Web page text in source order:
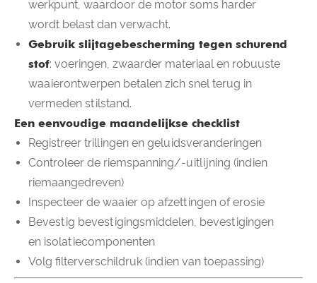
werkpunt, waardoor de motor soms harder
wordt belast dan verwacht.
Gebruik slijtagebescherming tegen schurend
stof: voeringen, zwaarder materiaal en robuuste
waaierontwerpen betalen zich snel terug in
vermeden stilstand.
Een eenvoudige maandelijkse checklist
Registreer trillingen en geluidsveranderingen
Controleer de riemspanning/-uitlijning (indien
riemaangedreven)
Inspecteer de waaier op afzettingen of erosie
Bevestig bevestigingsmiddelen, bevestigingen
en isolatiecomponenten
Volg filterverschildruk (indien van toepassing)